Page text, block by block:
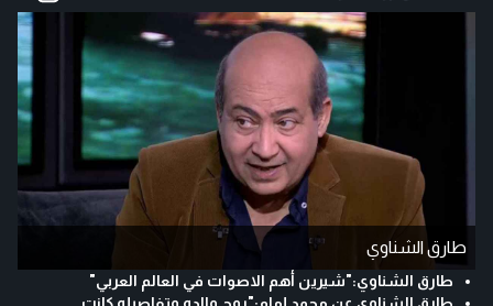
طارق الشناوي
طارق الشناوي:"شيرين أهم الاصوات في العالم العربي"